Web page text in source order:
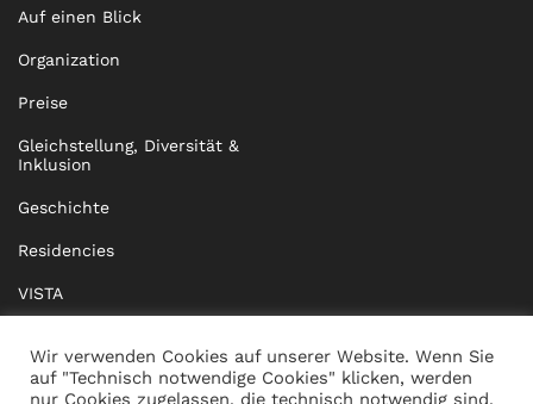
Auf einen Blick
Organization
Preise
Gleichstellung, Diversität &
Inklusion
Geschichte
Residencies
VISTA
BRIDGE Network
Wir verwenden Cookies auf unserer Website. Wenn Sie
auf "Technisch notwendige Cookies" klicken, werden
nur Cookies zugelassen, die technisch notwendig sind,